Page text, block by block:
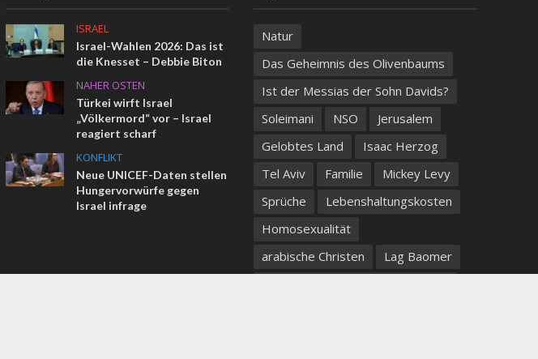
ISRAEL
Israel-Wahlen 2026: Das ist
die Knesset – Debbie Biton
NAHER OSTEN
Türkei wirft Israel
„Völkermord“ vor – Israel
reagiert scharf
KONFLIKT
Neue UNICEF-Daten stellen
Hungervorwürfe gegen
Israel infrage
Natur
Das Geheimnis des Olivenbaums
Ist der Messias der Sohn Davids?
Soleimani
NSO
Jerusalem
Gelobtes Land
Isaac Herzog
Tel Aviv
Familie
Mickey Levy
Sprüche
Lebenshaltungskosten
Homosexualität
arabische Christen
Lag Baomer